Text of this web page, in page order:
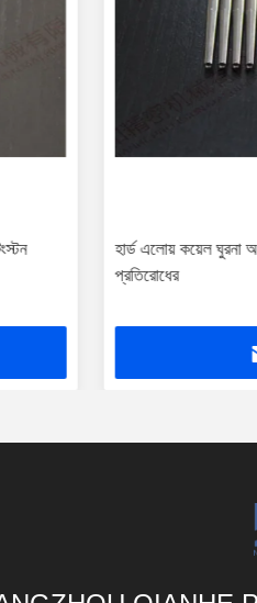
হার্ড এলোয় কয়েল ঘুরনা
প্রতিরোধের